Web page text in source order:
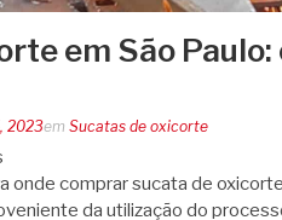
em São Paulo:
2023em Sucatas de oxicorte
onde comprar sucata de
da utilização do